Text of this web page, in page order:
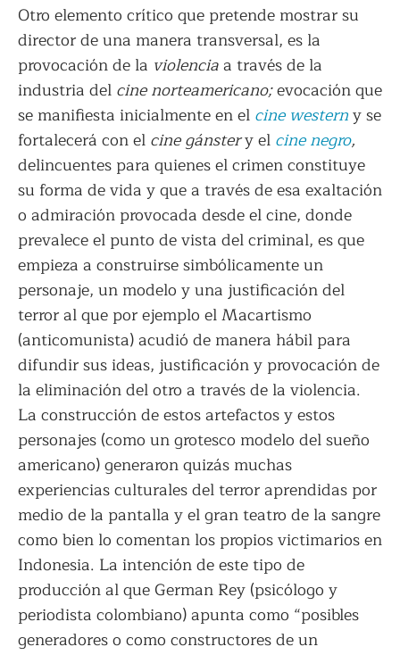
Otro elemento crítico que pretende mostrar su
director de una manera transversal, es la
provocación de la violenciaa través de la
industria del cine norteamericano;evocación que
se manifiesta inicialmente en el cine westerny se
fortalecerá con el cine gánstery el cine negro,
delincuentes para quienes el crimen constituye
su forma de vida y que a través de esa exaltación
o admiración provocada desde el cine, donde
prevalece el punto de vista del criminal, es que
empieza a construirse simbólicamente un
personaje, un modelo y una justificación del
terror al que por ejemplo el Macartismo
(anticomunista) acudió de manera hábil para
difundir sus ideas, justificación y provocación de
la eliminación del otro a través de la violencia.
La construcción de estos artefactos y estos
personajes (como un grotesco modelo del sueño
americano) generaron quizás muchas
experiencias culturales del terror aprendidas por
medio de la pantalla y el gran teatro de la sangre
como bien lo comentan los propios victimarios en
Indonesia. La intención de este tipo de
producción al que German Rey (psicólogo y
periodista colombiano) apunta como “posibles
generadores o como constructores de un